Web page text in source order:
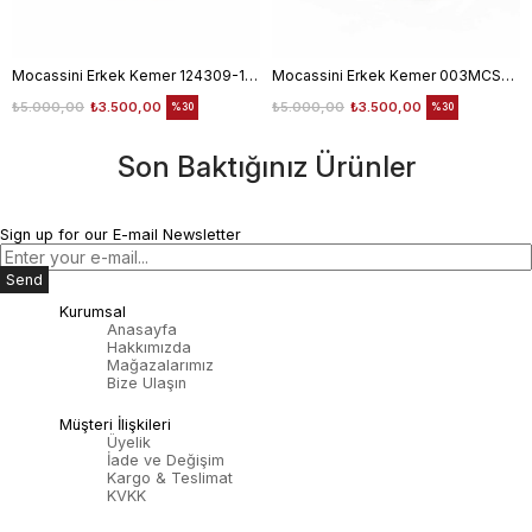
Mocassini Erkek Kemer 124309-100
₺3.500,00
₺5.000,00 %30
Mocassini Erkek Kemer 003MCSN B3245
₺3.500,00
₺5.000,00 %30
Son Baktığınız Ürünler
Sign up for our E-mail Newsletter
Send
Kurumsal
Anasayfa
Hakkımızda
Mağazalarımız
Bize Ulaşın
Müşteri İlişkileri
Üyelik
İade ve Değişim
Kargo & Teslimat
KVKK